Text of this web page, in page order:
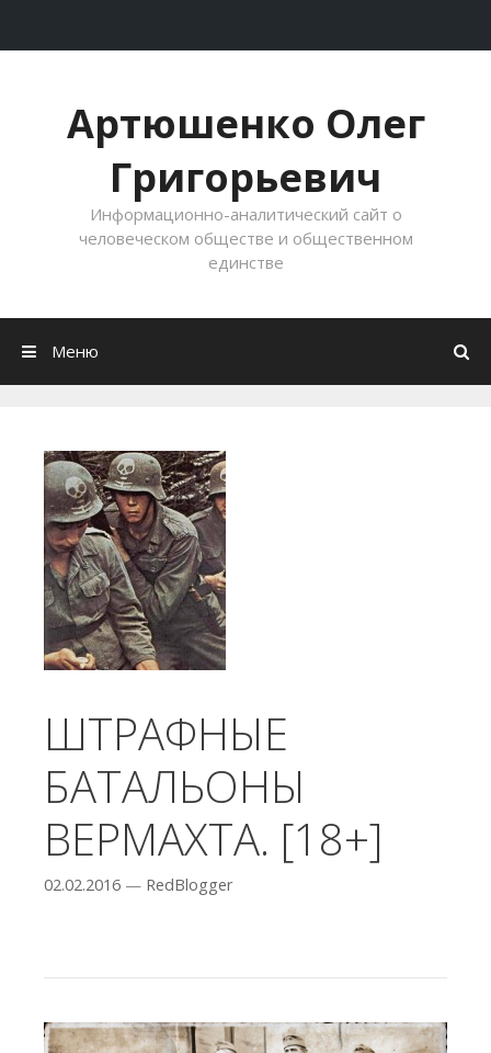
Артюшенко Олег
Григорьевич
Информационно-аналитический сайт о
человеческом обществе и общественном
единстве
Меню
ШТРАФНЫЕ
БАТАЛЬОНЫ
ВЕРМАХТА. [18+]
02.02.2016 — RedBlogger